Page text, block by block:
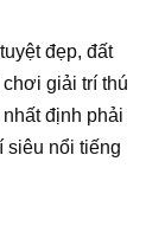
đẹp, đất
giải trí thú
định phải
siêu nổi tiếng